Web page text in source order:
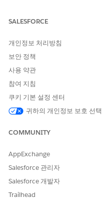
를 만들고 Experience Cloud
기부금 신청 검토 설청, 검토
기부금 신청에 대한 검토 작
피드백과 평점을 입력할 수
리자는 한 번에 여러 신청을
있는지 확인합니다. 배치에서
템플릿을 사용하여 플로를 만
Cloud 사이트에서 진행 현황
된 방법을 제공합니다. 수혜
예산 사용 내역과 결과를 보고
SALESFORCE
개인정보 처리방침
보안 정책
사용 약관
참여 지침
쿠키 기본 설정 센터
귀하의 개인정보 보호 선택
COMMUNITY
AppExchange
Salesforce 관리자
Salesforce 개발자
Trailhead